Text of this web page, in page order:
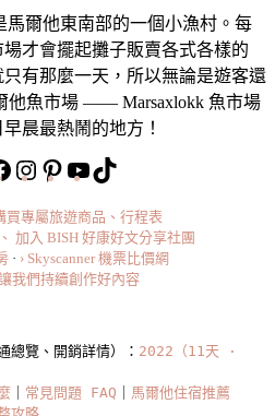
馬爾他東南部的一個小漁村。每
才會擺起攤子販賣各式各樣的
只有那麼一天，所以無論是遊客還
他魚市場 —— Marsaxlokk 魚市場
晨最熱鬧的地方！
https://www.facebook.com/bishdream
https://www.instagram.com/
https://www.pinterest.com/
旅
美
食
小
買專屬旅遊商品、行程表
加入 BISH 好康好文分享社團
· › Skyscanner 機票比價網
我們持續創作好內容
總覽、開銷詳情）： 2022（11天 ·
常見問題 FAQ
馬爾他住宿推薦